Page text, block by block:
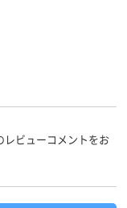
レビューコメントをお